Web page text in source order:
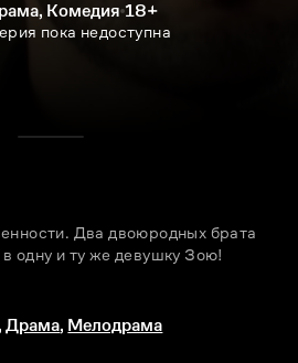
Комедия 18+
пока недоступна
Два двоюродных брата
одну и ту же девушку Зою!
,Драма, Мелодрама